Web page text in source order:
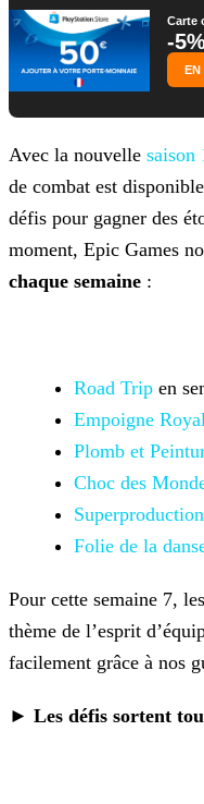
Carte
-
Avec la nouvelle saison
de combat est
défis pour gagner des
moment, Epic Games
chaque semaine :
Road Trip en
Empoigne
Plomb et
Choc des
Superproduction
Folie de la
Pour cette semaine 7,
thème de l’esprit
facilement grâce à nos
► Les défis sortent